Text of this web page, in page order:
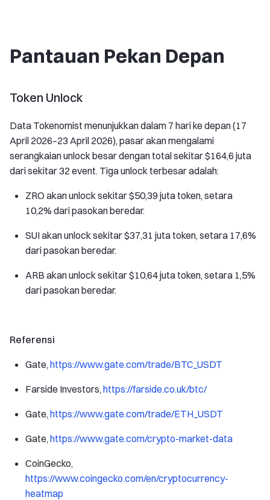
Pantauan Pekan Depan
Token Unlock
Data Tokenomist menunjukkan dalam 7 hari ke depan (17
April 2026–23 April 2026), pasar akan mengalami
serangkaian unlock besar dengan total sekitar $164,6 juta
dari sekitar 32 event. Tiga unlock terbesar adalah:
ZRO akan unlock sekitar $50,39 juta token, setara
10,2% dari pasokan beredar.
SUI akan unlock sekitar $37,31 juta token, setara 17,6%
dari pasokan beredar.
ARB akan unlock sekitar $10,64 juta token, setara 1,5%
dari pasokan beredar.
Referensi
Gate,https://www.gate.com/trade/BTC_USDT
Farside Investors,https://farside.co.uk/btc/
Gate,https://www.gate.com/trade/ETH_USDT
Gate,https://www.gate.com/crypto-market-data
CoinGecko,
https://www.coingecko.com/en/cryptocurrency-
heatmap